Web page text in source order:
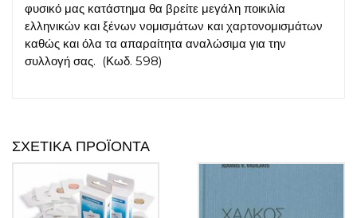
φυσικό μας κατάστημα θα βρείτε μεγάλη ποικιλία
ελληνικών και ξένων νομισμάτων και χαρτονομισμάτων
καθώς και όλα τα απαραίτητα αναλώσιμα για την
συλλογή σας. (Κωδ. 598)
ΣΧΕΤΙΚΆ ΠΡΟΪΌΝΤΑ